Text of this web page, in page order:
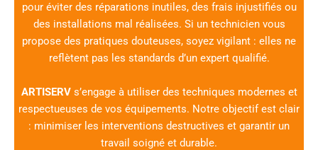
pour éviter des réparations inutiles, des frais injustifiés ou
des installations mal réalisées. Si un technicien vous
propose des pratiques douteuses, soyez vigilant : elles ne
reflètent pas les standards d’un expert qualifié.
ARTISERV s’engage à utiliser des techniques modernes et
respectueuses de vos équipements. Notre objectif est clair
: minimiser les interventions destructives et garantir un
travail soigné et durable.